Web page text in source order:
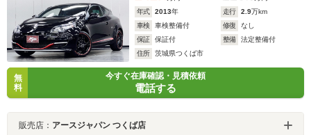
年式
2013年 走行 2.9万km
車検
車検整備付 修復
なし
保証
保証付 整備
法定整備付
住所
茨城県つくば市
無
料
今すぐ在庫確認・見積依頼
電話する
販売店： アースジャパン つくば店